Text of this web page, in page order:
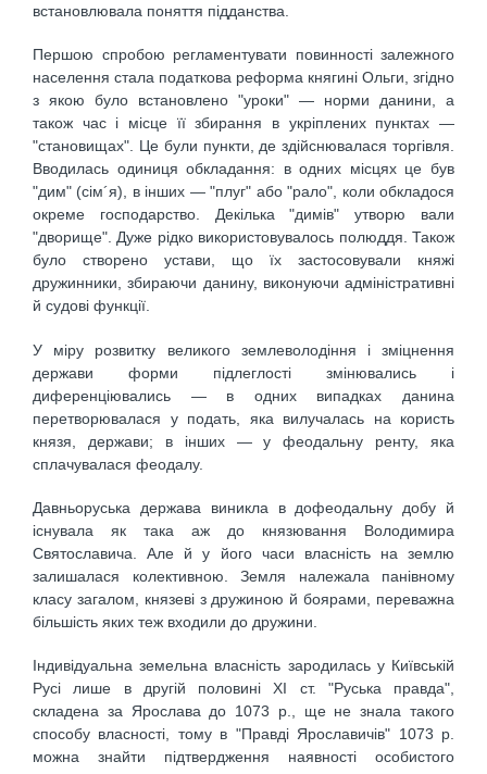
встановлювала поняття підданства.
Першою спробою регламентувати повинності залежного
населення стала податкова реформа княгині Ольги, згідно
з якою було встановлено "уроки" — норми данини, а
також час і місце її збирання в укріплених пунктах —
"становищах". Це були пункти, де здійснювалася торгівля.
Вводилась одиниця обкладання: в одних місцях це був
"дим" (сім´я), в інших — "плуг" або "рало", коли обкладося
окреме господарство. Декілька "димів" утворю вали
"дворище". Дуже рідко використовувалось полюддя. Також
було створено устави, що їх застосовували княжі
дружинники, збираючи данину, виконуючи адміністративні
й судові функції.
У міру розвитку великого землеволодіння і зміцнення
держави форми підлеглості змінювались і
диференціювались — в одних випадках данина
перетворювалася у подать, яка вилучалась на користь
князя, держави; в інших — у феодальну ренту, яка
сплачувалася феодалу.
Давньоруська держава виникла в дофеодальну добу й
існувала як така аж до князювання Володимира
Святославича. Але й у його часи власність на землю
залишалася колективною. Земля належала панівному
класу загалом, князеві з дружиною й боярами, переважна
більшість яких теж входили до дружини.
Індивідуальна земельна власність зародилась у Київській
Русі лише в другій половині XI ст. "Руська правда",
складена за Ярослава до 1073 p., ще не знала такого
способу власності, тому в "Правді Ярославичів" 1073 р.
можна знайти підтвердження наявності особистого